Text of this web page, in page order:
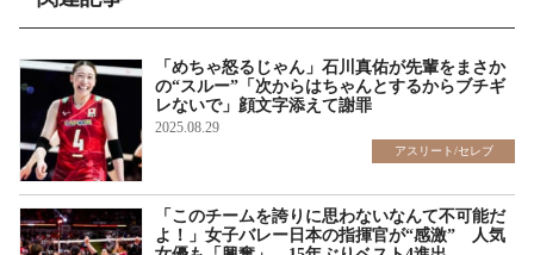
「めちゃ怒るじゃん」石川真佑が先輩をまさか
の“スルー”「次からはちゃんとするからブチギ
レないで」顔文字添えて謝罪
2025.08.29
アスリート/セレブ
「このチームを誇りに思わないなんて不可能だ
よ！」女子バレー日本の指揮官が“感激” 人気